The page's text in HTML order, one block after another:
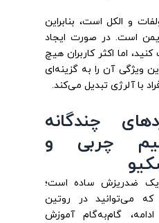
و الکل است، بنابراین
است. در صورت ایجاد
اما اکثر کاربران هیچ
ویژگی آن را به گزینه‌ای
با آلرژی تبدیل می‌کند.
چندگانه
چربی و
یک ضدریزش ساده است؛
که می‌توانید در روتین
ادامه، گام‌به‌گام آموزش